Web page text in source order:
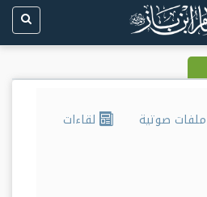
ملفات صوتية لقاءات